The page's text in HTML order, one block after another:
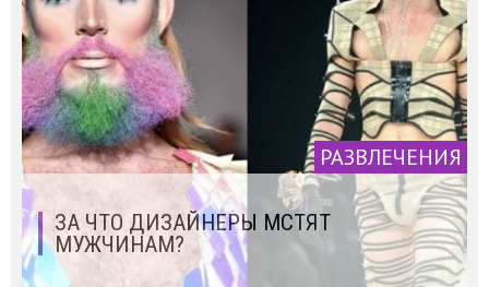
РАЗВЛЕЧЕНИЯ
ЗА ЧТО ДИЗАЙНЕРЫ МСТЯТ
МУЖЧИНАМ?